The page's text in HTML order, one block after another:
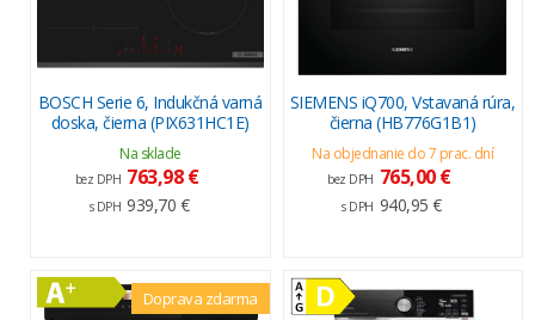
BOSCH Serie 6, Indukčná varná
doska, čierna (PIX631HC1E)
Na sklade
bez DPH 763,98 €
s DPH 939,70 €
SIEMENS iQ700, Vstavaná rúra,
čierna (HB776G1B1)
Na objednanie do 7 prac. dní
bez DPH 765,00 €
s DPH 940,95 €
Doprava zdarma